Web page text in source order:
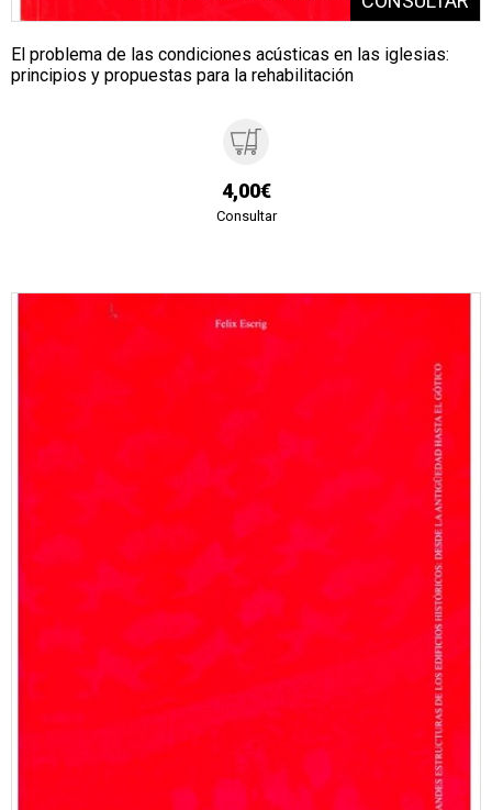
El problema de las condiciones acústicas en las iglesias:
principios y propuestas para la rehabilitación
4,00€
Consultar